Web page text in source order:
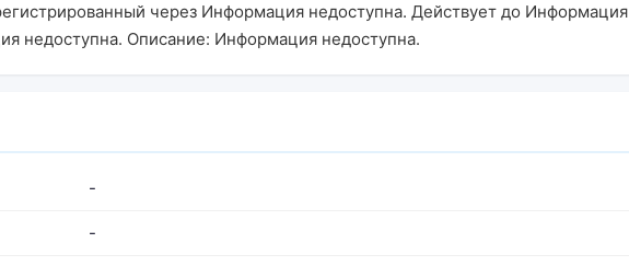
через Информация недоступна. Действует до Информация
недоступна. Описание: Информация недоступна.
-
-